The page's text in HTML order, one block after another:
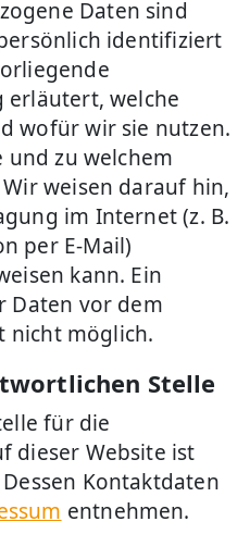
Daten sind
identifiziert
erläutert, welche
wofür wir sie nutzen.
und zu welchem
weisen darauf hin,
im Internet (z. B.
per E-Mail)
kann. Ein
Daten vor dem
nicht möglich.
Stelle
für die
dieser Website ist
Kontaktdaten
entnehmen.